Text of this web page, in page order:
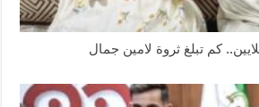
كم تبلغ ثروة لامين جمال